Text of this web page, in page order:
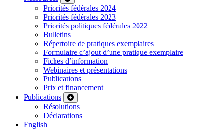
Priorités fédérales 2024
Priorités fédérales 2023
Priorités politiques fédérales 2022
Bulletins
Répertoire de pratiques exemplaires
Formulaire d’ajout d’une pratique exemplaire
Fiches d’information
Webinaires et présentations
Publications
Prix et financement
Publications
Résolutions
Déclarations
English